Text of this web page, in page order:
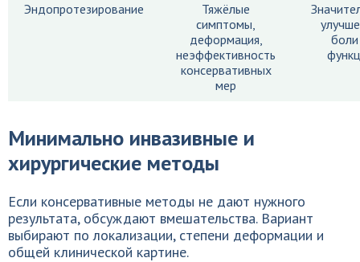
Эндопротезирование
Тяжёлые
симптомы,
деформация,
неэффективность
консервативных
мер
Минимально инвазивные и
хирургические методы
Если консервативные методы не дают нужного
результата, обсуждают вмешательства. Вариант
выбирают по локализации, степени деформации и
общей клинической картине.